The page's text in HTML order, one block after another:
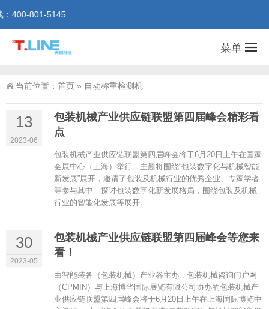
400-801-5145
菜单
当前位置： 首页 » 自动称重检测机
13
2023-06
包装机械产业供应链联盟第四届峰会精彩看
点
包装机械产业供应链联盟第四届峰会将于6月20日上午在国家
会展中心（上海）举行，主题将围绕“包装数字化与机械智能
新发展”展开，邀请了包装及机械行业的优秀企业、专家学者
等参与其中，探讨包装数字化新发展格局，围绕包装及机械
行业的智能化发展等展开。
30
2023-05
包装机械产业供应链联盟第四届峰会等您来
看！
由智能装备（包装机械）产业谷主办，包装机械咨询门户网
（CPMIN）与上海博华国际展览有限公司协办的包装机械产
业供应链联盟第四届峰会将于6月20日上午在上海国际博览中